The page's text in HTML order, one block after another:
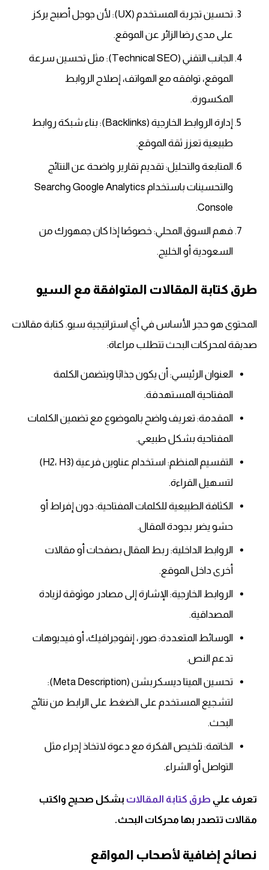
تحسين تجربة المستخدم (UX): لأن جوجل أصبح يركز
على مدى رضا الزائر عن الموقع.
الجانب التقني (Technical SEO): مثل تحسين سرعة
الموقع، توافقه مع الهواتف، إصلاح الروابط
المكسورة.
إدارة الروابط الخارجية (Backlinks): بناء شبكة روابط
طبيعية تعزز ثقة الموقع.
المتابعة والتحليل: تقديم تقارير واضحة عن النتائج
والتحسينات باستخدام Google Analytics وSearch
Console.
فهم السوق المحلي: خصوصًا إذا كان جمهورك من
السعودية أو الخليج.
طرق كتابة المقالات المتوافقة مع السيو
المحتوى هو حجر الأساس في أي استراتيجية سيو. كتابة مقالات
صديقة لمحركات البحث تتطلب مراعاة:
العنوان الرئيسي: أن يكون جذابًا ويتضمن الكلمة
المفتاحية المستهدفة.
المقدمة: تعريف واضح بالموضوع مع تضمين الكلمات
المفتاحية بشكل طبيعي.
التقسيم المنظم: استخدام عناوين فرعية (H2، H3)
لتسهيل القراءة.
الكثافة الطبيعية للكلمات المفتاحية: دون إفراط أو
حشو يضر بجودة المقال.
الروابط الداخلية: ربط المقال بصفحات أو مقالات
أخرى داخل الموقع.
الروابط الخارجية: الإشارة إلى مصادر موثوقة لزيادة
المصداقية.
الوسائط المتعددة: صور، إنفوجرافيك، أو فيديوهات
تدعم النص.
تحسين الميتا ديسكربشن (Meta Description):
لتشجيع المستخدم على الضغط على الرابط من نتائج
البحث.
الخاتمة: تلخيص الفكرة مع دعوة لاتخاذ إجراء مثل
التواصل أو الشراء.
تعرف علي طرق كتابة المقالات بشكل صحيح واكتب
مقالات تتصدر بها محركات البحث.
نصائح إضافية لأصحاب المواقع